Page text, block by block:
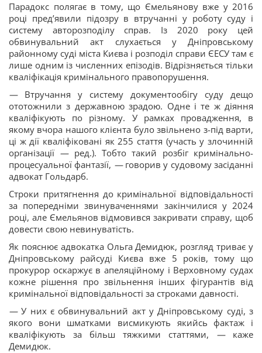
Парадокс полягає в тому, що Ємельянову вже у 2016
році предʼявили підозру в втручанні у роботу суду і
систему авторозподілу справ. Із 2020 року цей
обвинувальний акт слухається у Дніпровському
районному суді міста Києва і розподіл справи ЄЕСУ там є
лише одним із численних епізодів. Відрізняється тільки
кваліфікація кримінального правопорушення.
—Втручання у систему документообігу суду дещо
ототожнили з державною зрадою. Одне і те ж діяння
кваліфікують по різному. У рамках провадження, в
якому вчора нашого клієнта було звільнено з-під варти,
ці ж дії кваліфіковані як 255 стаття (участь у злочинній
організації —ред.). Тобто такий розбіг кримінально-
процесуальної фантазії, —говорив у судовому засіданні
адвокат Гольдарб.
Строки притягнення до кримінальної відповідальності
за попередніми звинуваченнями закінчилися у 2024
році, але Ємельянов відмовився закривати справу, щоб
довести свою невинуватість.
Як пояснює адвокатка Ольга Демидюк, розгляд триває у
Дніпровському райсуді Києва вже 5 років, тому що
прокурор оскаржує в апеляційному і Верховному судах
кожне рішення про звільнення інших фігурантів від
кримінальної відповідальності за строками давності.
—У них є обвинувальний акт у Дніпровському суді, з
якого вони шматками висмикують якийсь фактаж і
кваліфікують за більш тяжкими статтями, —каже
Демидюк.